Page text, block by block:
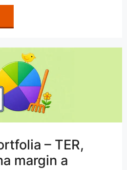
– TER,
margin a